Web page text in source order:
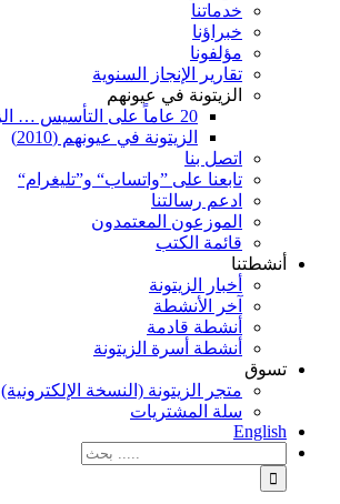
خدماتنا
خبراؤنا
مؤلفونا
تقارير الإنجاز السنوية
الزيتونة في عيونهم
20 عاماً على التأسيس … الزيتونة في عيونهم (2024)
الزيتونة في عيونهم (2010)
اتصل بنا
تابعنا على ”واتساب“ و”تليغرام“
ادعم رسالتنا
الموزعون المعتمدون
قائمة الكتب
أنشطتنا
أخبار الزيتونة
آخر الأنشطة
أنشطة قادمة
أنشطة أسرة الزيتونة
تسوق
متجر الزيتونة (النسخة الإلكترونية)
سلة المشتريات
English
البحث
بالنسبة